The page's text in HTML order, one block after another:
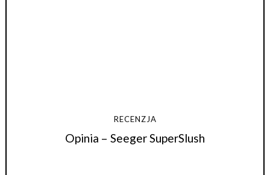
RECENZJA
Opinia – Seeger SuperSlush